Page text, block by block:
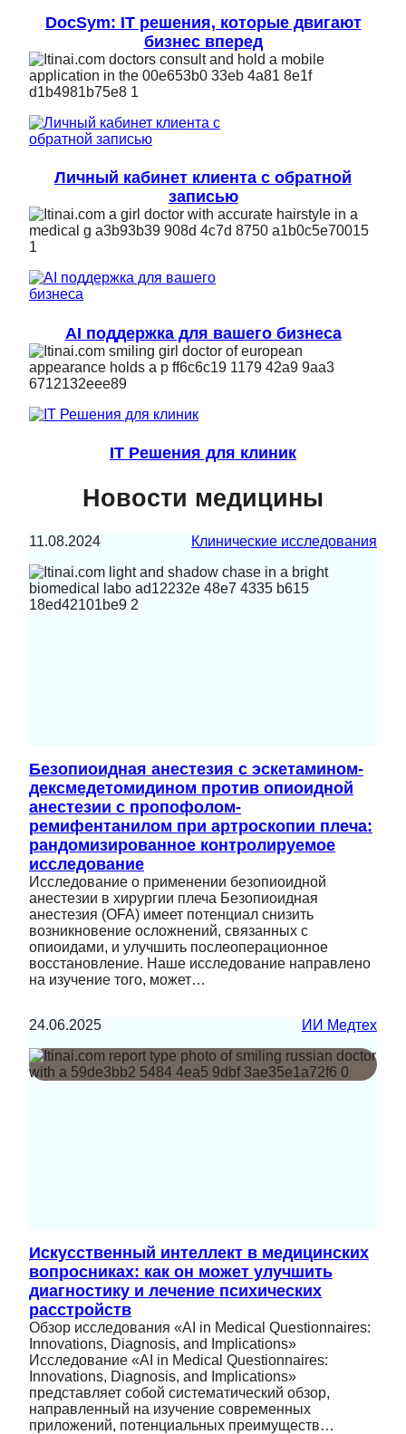
DocSym: IT решения, которые двигают
бизнес вперед
Личный кабинет клиента с обратной
записью
AI поддержка для вашего бизнеса
IT Решения для клиник
Новости медицины
11.08.2024 Клинические исследования
Безопиоидная анестезия с эскетамином-
дексмедетомидином против опиоидной
анестезии с пропофолом-
ремифентанилом при артроскопии плеча:
рандомизированное контролируемое
исследование
Исследование о применении безопиоидной
анестезии в хирургии плеча Безопиоидная
анестезия (OFA) имеет потенциал снизить
возникновение осложнений, связанных с
опиоидами, и улучшить послеоперационное
восстановление. Наше исследование направлено
на изучение того, может…
24.06.2025 ИИ Медтех
Искусственный интеллект в медицинских
вопросниках: как он может улучшить
диагностику и лечение психических
расстройств
Обзор исследования «AI in Medical Questionnaires:
Innovations, Diagnosis, and Implications»
Исследование «AI in Medical Questionnaires:
Innovations, Diagnosis, and Implications»
представляет собой систематический обзор,
направленный на изучение современных
приложений, потенциальных преимуществ…